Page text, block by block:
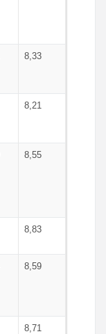
8,33
8,21
8,55
8,83
8,59
8,71